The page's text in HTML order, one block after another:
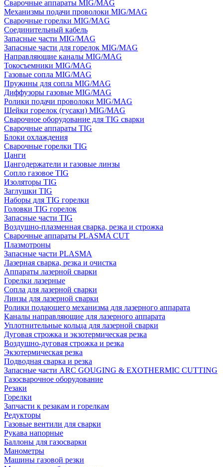
Сварочные аппараты MIG/MAG
Механизмы подачи проволоки MIG/MAG
Сварочные горелки MIG/MAG
Соединительный кабель
Запасные части MIG/MAG
Запасные части для горелок MIG/MAG
Направляющие каналы MIG/MAG
Токосъемники MIG/MAG
Газовые сопла MIG/MAG
Пружины для сопла MIG/MAG
Диффузоры газовые MIG/MAG
Ролики подачи проволоки MIG/MAG
Шейки горелок (гусаки) MIG/MAG
Сварочное оборудование для TIG сварки
Сварочные аппараты TIG
Блоки охлаждения
Сварочные горелки TIG
Цанги
Цангодержатели и газовые линзы
Сопло газовое TIG
Изоляторы TIG
Заглушки TIG
Наборы для TIG горелки
Головки TIG горелок
Запасные части TIG
Воздушно-плазменная сварка, резка и строжка
Сварочные аппараты PLASMA CUT
Плазмотроны
Запасные части PLASMA
Лазерная сварка, резка и очистка
Аппараты лазерной сварки
Горелки лазерные
Сопла для лазерной сварки
Линзы для лазерной сварки
Ролики подающего механизма для лазерного аппарата
Каналы направляющие для лазерного аппарата
Уплотнительные кольца для лазерной сварки
Дуговая строжка и экзотермическая резка
Воздушно-дуговая строжка и резка
Экзотермическая резка
Подводная сварка и резка
Запасные части ARC GOUGING & EXOTHERMIC CUTTING
Газосварочное оборудование
Резаки
Горелки
Запчасти к резакам и горелкам
Редукторы
Газовые вентили для сварки
Рукава напорные
Баллоны для газосварки
Манометры
Машины газовой резки